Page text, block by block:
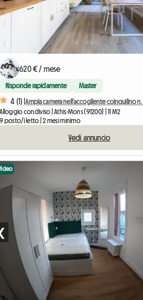
620 € / mese
Risponde rapidamente Master
4 (1) |
Alloggio condiviso | Athis-Mons (91200) | 11 M2
9 posto/i letto | 2 mesi minimo
Vedi annuncio